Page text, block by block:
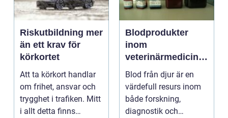
Riskutbildning mer
än ett krav för
körkortet
Att ta körkort handlar
om frihet, ansvar och
trygghet i trafiken. Mitt
i allt detta finns
Blodprodukter
inom
veterinärmedicin
funktion, kvalitet
och användning
Blod från djur är en
värdefull resurs inom
både forskning,
diagnostik och